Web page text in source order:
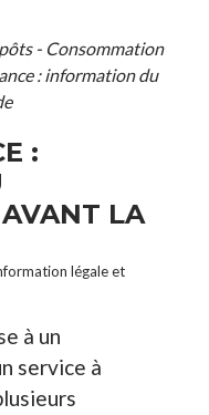
- Consommation
: information du
:
LA
légale et
à un
service à